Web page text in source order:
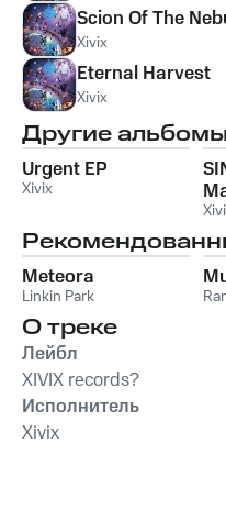
Scion Of The
Xivix
Eternal Harvest
Xivix
Другие
Urgent EP
Xivix
Meteora
Linkin Park
О треке
Лейбл
XIVIX records?
Исполнитель
Xivix